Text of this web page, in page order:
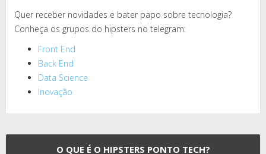
Quer receber novidades e bater papo sobre tecnologia?
Conheça os grupos do hipsters no telegram:
Front End
Back End
Data Science
Inovação
O QUE É O HIPSTERS PONTO TECH?